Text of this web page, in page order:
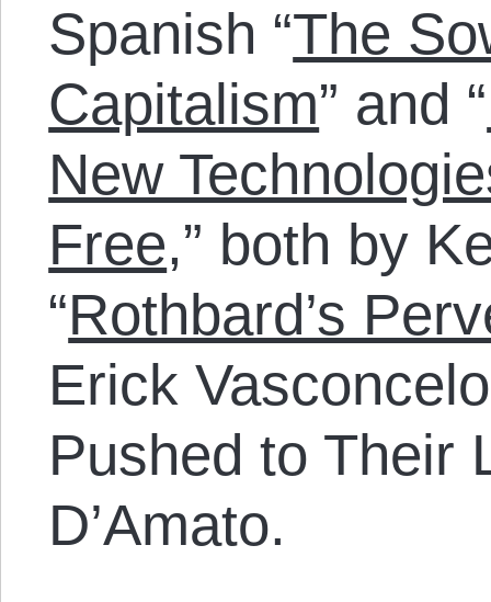
Spanish “The
Capitalism” and “
New
Free,” both by
“Rothbard’s
Erick
Pushed to Their
D’Amato.